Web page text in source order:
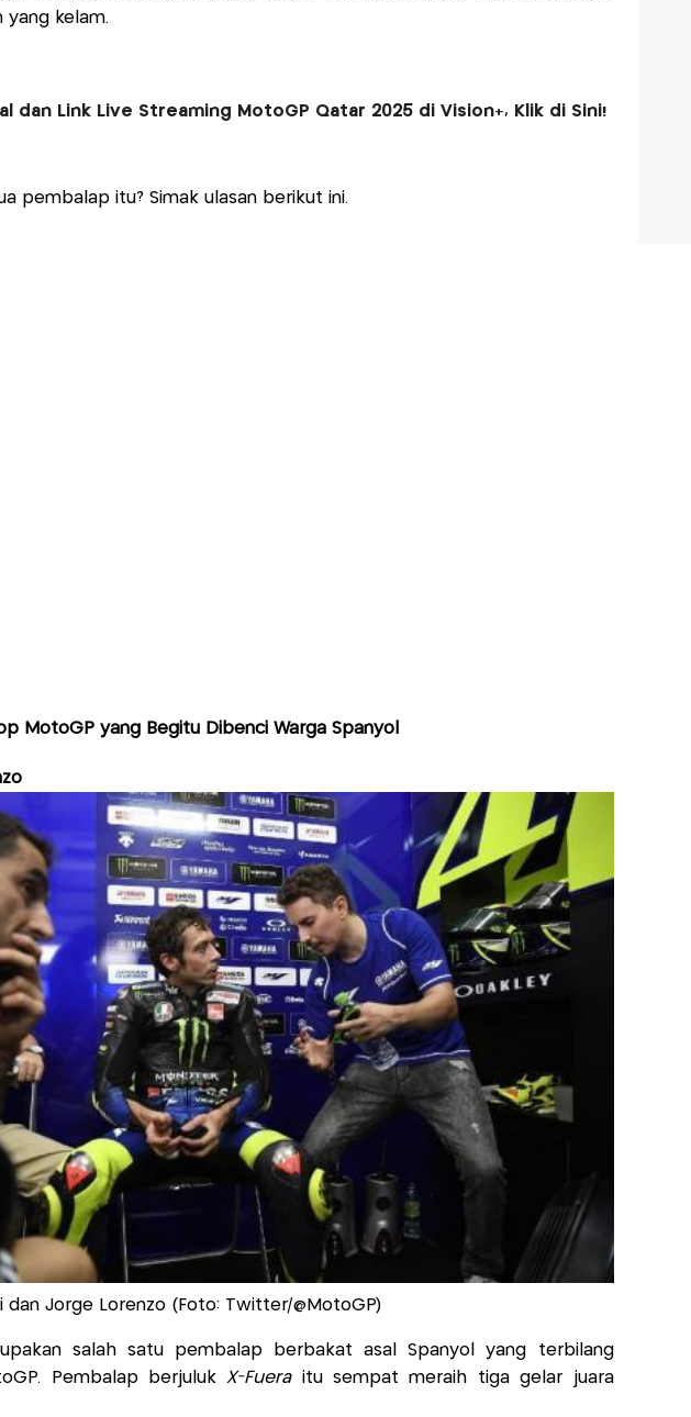
yang kelam.
dan Link Live Streaming MotoGP Qatar 2025 di Vision+, Klik di Sini!
pembalap itu? Simak ulasan berikut ini.
MotoGP yang Begitu Dibenci Warga Spanyol
dan Jorge Lorenzo (Foto: Twitter/@MotoGP)
salah satu pembalap berbakat asal Spanyol yang terbilang
Pembalap berjuluk X-Fuera itu sempat meraih tiga gelar juara